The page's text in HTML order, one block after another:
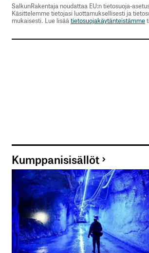
SalkunRakentaja noudattaa EU:n tietosuoja-
Käsittelemme tietojasi luottamuksellisesti ja
mukaisesti. Lue lisää tietosuojakäytänteistämme
Kumppanisisällöt